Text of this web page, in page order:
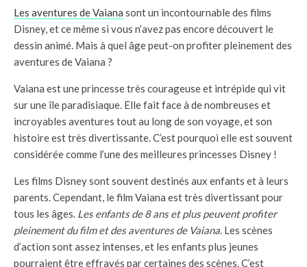
Les aventures de Vaiana sont un incontournable des films
Disney, et ce même si vous n’avez pas encore découvert le
dessin animé. Mais à quel âge peut-on profiter pleinement des
aventures de Vaiana ?
Vaiana est une princesse très courageuse et intrépide qui vit
sur une île paradisiaque. Elle fait face à de nombreuses et
incroyables aventures tout au long de son voyage, et son
histoire est très divertissante. C’est pourquoi elle est souvent
considérée comme l’une des meilleures princesses Disney !
Les films Disney sont souvent destinés aux enfants et à leurs
parents. Cependant, le film Vaiana est très divertissant pour
tous les âges. Les enfants de 8 ans et plus peuvent profiter
pleinement du film et des aventures de Vaiana. Les scènes
d’action sont assez intenses, et les enfants plus jeunes
pourraient être effrayés par certaines des scènes. C’est